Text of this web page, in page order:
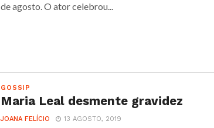
de agosto. O ator celebrou...
GOSSIP
Maria Leal desmente gravidez
JOANA FELÍCIO 13 AGOSTO, 2019